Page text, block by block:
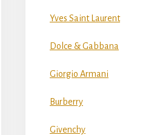
Yves Saint Laurent
Dolce & Gabbana
Giorgio Armani
Burberry
Givenchy